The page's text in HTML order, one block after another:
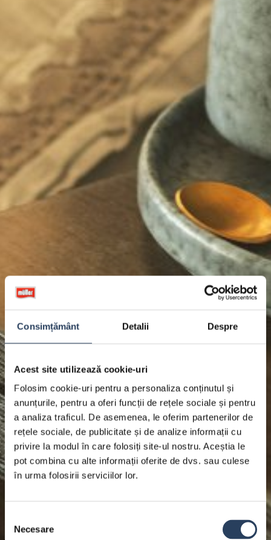
Consimțământ Detalii Despre
Acest site utilizează cookie-uri
Folosim cookie-uri pentru a personaliza conținutul și
anunțurile, pentru a oferi funcții de rețele sociale și pentru
a analiza traficul. De asemenea, le oferim partenerilor de
rețele sociale, de publicitate și de analize informații cu
privire la modul în care folosiți site-ul nostru. Aceștia le
pot combina cu alte informații oferite de dvs. sau culese
în urma folosirii serviciilor lor.
consimțământului
Necesare